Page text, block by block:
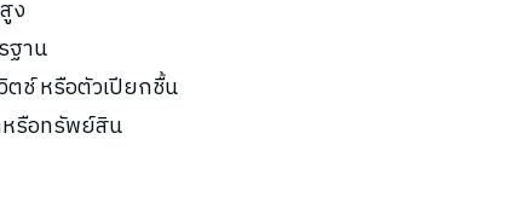
ง
ฐาน
ช์ หรือตัวเปียกชื้น
รือทรัพย์สิน